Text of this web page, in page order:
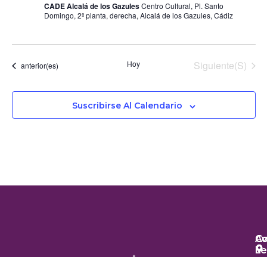
CADE Alcalá de los GazulesCentro Cultural, Pl. Santo
Domingo, 2ª planta, derecha, Alcalá de los Gazules, Cádiz
Eventos
anterior(es) Hoy Eventos
Siguiente(s)
Suscribirse Al Calendario